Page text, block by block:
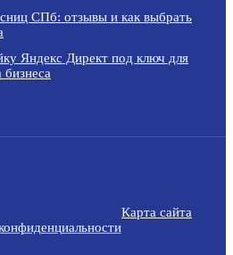
СПб: отзывы и как выбрать
Яндекс Директ под ключ для
Карта сайта